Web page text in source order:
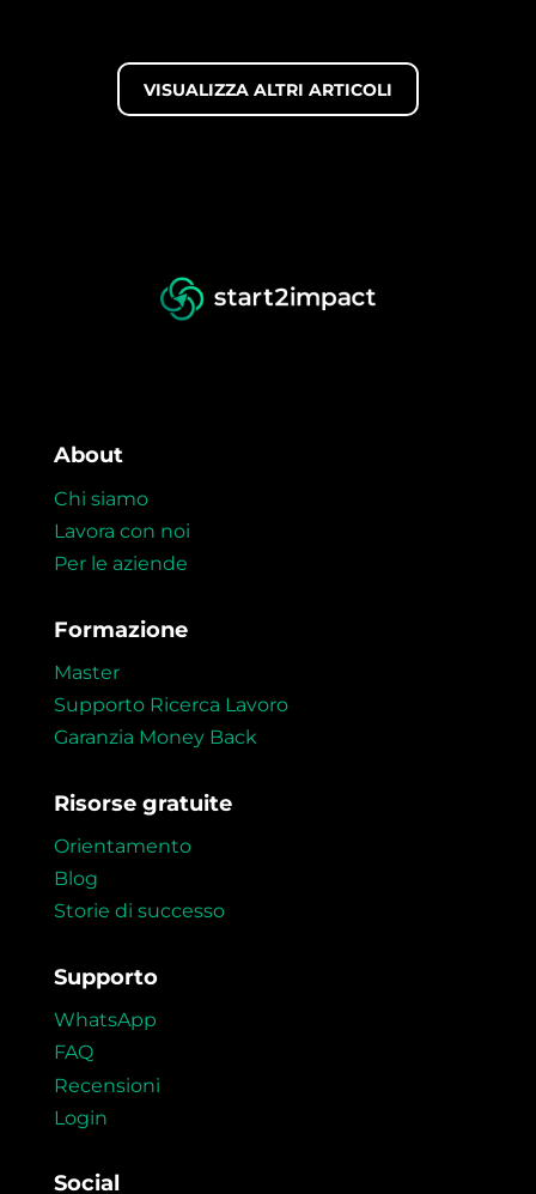
VISUALIZZA ALTRI ARTICOLI
About
Chi siamo
Lavora con noi
Per le aziende
Formazione
Master
Supporto Ricerca Lavoro
Garanzia Money Back
Risorse gratuite
Orientamento
Blog
Storie di successo
Supporto
WhatsApp
FAQ
Recensioni
Login
Social